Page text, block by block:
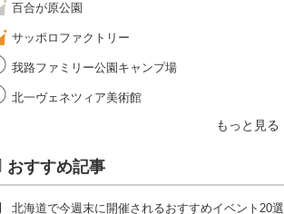
百合が原公園
サッポロファクトリー
我路ファミリー公園キャンプ場
北一ヴェネツィア美術館
もっと見る
おすすめ記事
北海道で今週末に開催されるおすすめイベント20選